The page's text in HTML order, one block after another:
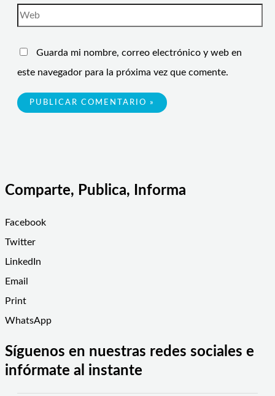
Guarda mi nombre, correo electrónico y web en
este navegador para la próxima vez que comente.
Comparte, Publica, Informa
Facebook
Twitter
LinkedIn
Email
Print
WhatsApp
Síguenos en nuestras redes sociales e
infórmate al instante